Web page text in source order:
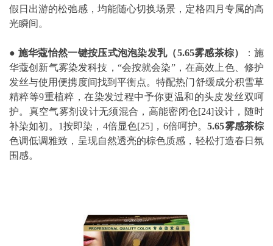
假日出游的松弛感，均能随心切换场景，定格四月专属的高
光瞬间。
● 施华蔻怡然一键按压式泡泡染发乳（5.65雾感茶棕）
：施
华蔻创新气雾染发科技，“会按就会染”，在高效上色、修护
发丝与使用便携度间找到平衡点。特配热门舒缓成分积雪草
精粹等9重植粹，在染发过程中予你更温和的头皮发丝双呵
护。真空气雾剂设计无须混合，高能密闭仓[24]设计，随时
补染如初。1按即染，4倍显色[25] ，6倍呵护。5.65雾感茶棕
色调低调雅致，呈现自然透亮的棕色质感，轻松打造春日氛
围感。